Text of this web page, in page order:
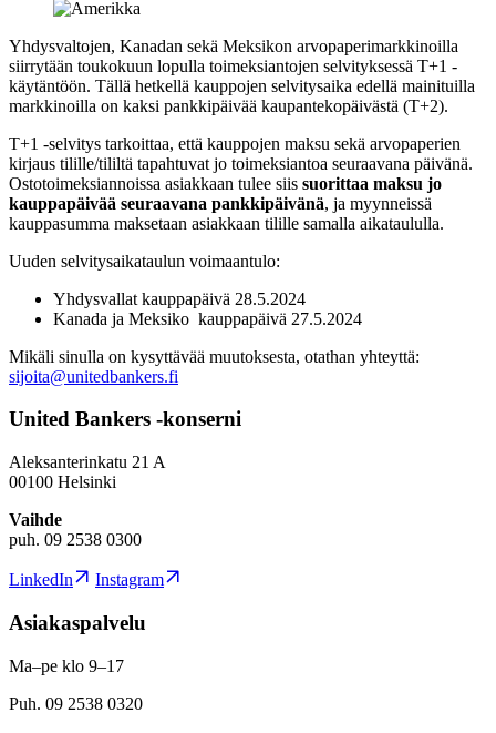
Yhdysvaltojen, Kanadan sekä Meksikon arvopaperimarkkinoilla
siirrytään toukokuun lopulla toimeksiantojen selvityksessä T+1 -
käytäntöön. Tällä hetkellä kauppojen selvitysaika edellä mainituilla
markkinoilla on kaksi pankkipäivää kaupantekopäivästä (T+2).
T+1 -selvitys tarkoittaa, että kauppojen maksu sekä arvopaperien
kirjaus tilille/tililtä tapahtuvat jo toimeksiantoa seuraavana päivänä.
Ostotoimeksiannoissa asiakkaan tulee siis suorittaa maksu jo
kauppapäivää seuraavana pankkipäivänä, ja myynneissä
kauppasumma maksetaan asiakkaan tilille samalla aikataululla.
Uuden selvitysaikataulun voimaantulo:
Yhdysvallat kauppapäivä 28.5.2024
Kanada ja Meksiko kauppapäivä 27.5.2024
Mikäli sinulla on kysyttävää muutoksesta, otathan yhteyttä:
sijoita@unitedbankers.fi
United Bankers -konserni
Aleksanterinkatu 21 A
00100 Helsinki
Vaihde
puh. 09 2538 0300
LinkedIn Instagram
Asiakaspalvelu
Ma–pe klo 9–17
Puh. 09 2538 0320